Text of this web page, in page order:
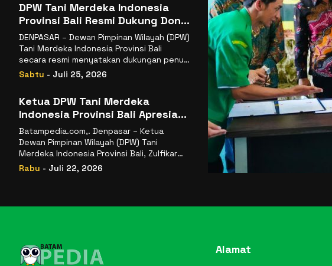
DPW Tani Merdeka Indonesia
Provinsi Bali Resmi Dukung Don
Muzakir Mengisi Jabatan Wakil
Menteri Pertanian RI
DENPASAR – Dewan Pimpinan Wilayah (DPW)
Tani Merdeka Indonesia Provinsi Bali
secara resmi menyatakan dukungan penuh
kepada Ketua Umum
Sabtu - Juli 25, 2026
Ketua DPW Tani Merdeka
Indonesia Provinsi Bali Apresiasi
Penunjukan Dr. Sudaryono
sebagai Kepala Badan Gizi
Nasional
Batampedia.com,. Denpasar – Ketua
Dewan Pimpinan Wilayah (DPW) Tani
Merdeka Indonesia Provinsi Bali, Zulfikar
Wijaya, S.E., menyampaikan ucapan
Rabu - Juli 22, 2026
Alamat